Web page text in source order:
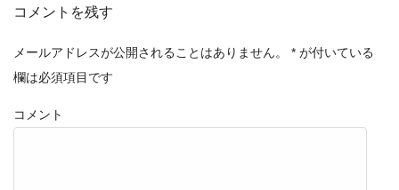
コメントを残す
メールアドレスが公開されることはありません。 * が付いている
欄は必須項目です
コメント